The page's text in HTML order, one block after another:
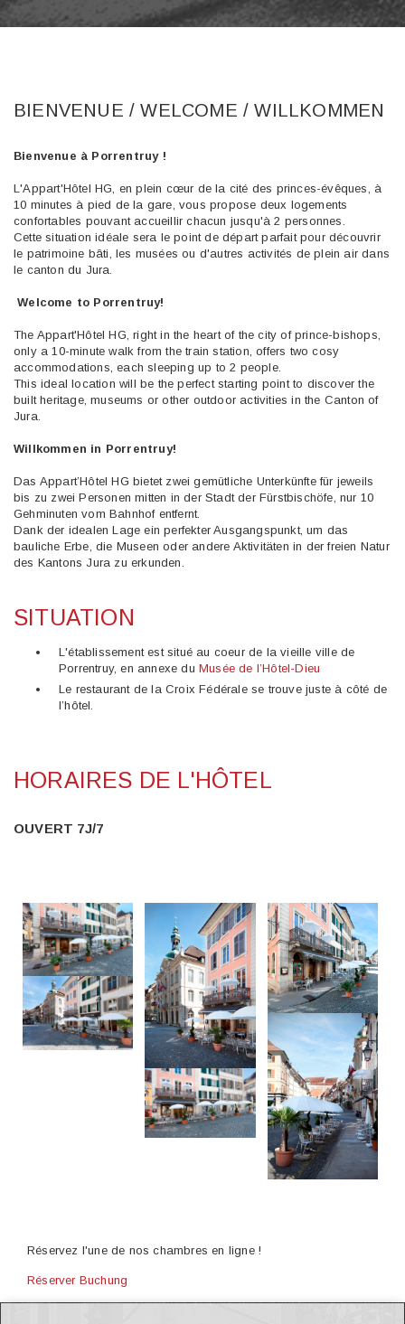
BIENVENUE / WELCOME / WILLKOMMEN
Bienvenue à Porrentruy !
L'Appart'Hôtel HG, en plein cœur de la cité des princes-évêques, à
10 minutes à pied de la gare, vous propose deux logements
confortables pouvant accueillir chacun jusqu'à 2 personnes.
Cette situation idéale sera le point de départ parfait pour découvrir
le patrimoine bâti, les musées ou d'autres activités de plein air dans
le canton du Jura.
Welcome to Porrentruy!
The Appart'Hôtel HG, right in the heart of the city of prince-bishops,
only a 10-minute walk from the train station, offers two cosy
accommodations, each sleeping up to 2 people.
This ideal location will be the perfect starting point to discover the
built heritage, museums or other outdoor activities in the Canton of
Jura.
Willkommen in Porrentruy!
Das Appart’Hôtel HG bietet zwei gemütliche Unterkünfte für jeweils
bis zu zwei Personen mitten in der Stadt der Fürstbischöfe, nur 10
Gehminuten vom Bahnhof entfernt.
Dank der idealen Lage ein perfekter Ausgangspunkt, um das
bauliche Erbe, die Museen oder andere Aktivitäten in der freien Natur
des Kantons Jura zu erkunden.
SITUATION
L'établissement est situé au coeur de la vieille ville de
Porrentruy, en annexe du Musée de l’Hôtel-Dieu
Le restaurant de la Croix Fédérale se trouve juste à côté de
l’hôtel.
HORAIRES DE L'HÔTEL
OUVERT 7J/7
Réservez l'une de nos chambres en ligne !
Réserver Buchung